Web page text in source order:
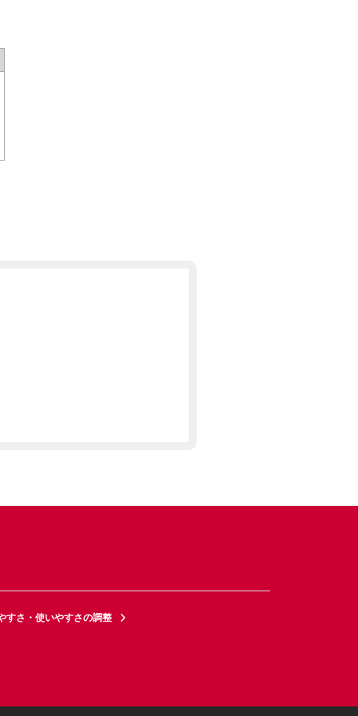
すさ・使いやすさの調整